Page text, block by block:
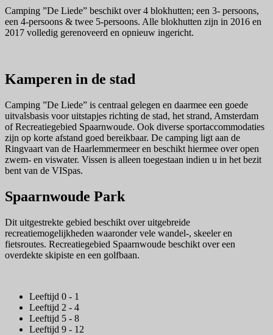
Camping ”De Liede” beschikt over 4 blokhutten; een 3- persoons,
een 4-persoons & twee 5-persoons. Alle blokhutten zijn in 2016 en
2017 volledig gerenoveerd en opnieuw ingericht.
Kamperen in de stad
Camping ”De Liede” is centraal gelegen en daarmee een goede
uitvalsbasis voor uitstapjes richting de stad, het strand, Amsterdam
of Recreatiegebied Spaarnwoude. Ook diverse sportaccommodaties
zijn op korte afstand goed bereikbaar. De camping ligt aan de
Ringvaart van de Haarlemmermeer en beschikt hiermee over open
zwem- en viswater. Vissen is alleen toegestaan indien u in het bezit
bent van de VISpas.
Spaarnwoude Park
Dit uitgestrekte gebied beschikt over uitgebreide
recreatiemogelijkheden waaronder vele wandel-, skeeler en
fietsroutes. Recreatiegebied Spaarnwoude beschikt over een
overdekte skipiste en een golfbaan.
Leeftijd 0 - 1
Leeftijd 2 - 4
Leeftijd 5 - 8
Leeftijd 9 - 12